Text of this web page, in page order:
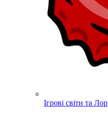
Ігрові світи та Лор